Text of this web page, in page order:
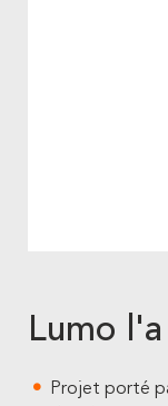
Lumo
Projet porté